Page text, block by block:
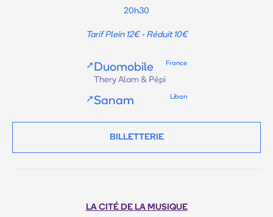
20h30
Tarif Plein 12€ - Réduit 10€
➚ Duomobile
Thery Alam & Pépi
France
➚Sanam Liban
BILLETTERIE
LA CITÉ DE LA MUSIQUE